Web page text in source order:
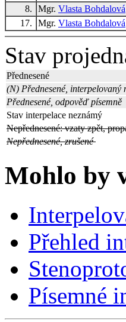
8.
Mgr. Vlasta Bohdalová
17.
Mgr. Vlasta Bohdalová
Stav
Přednesené
(N) Přednesené, interpelovaný
Přednesené, odpověď písemně
Stav interpelace neznámý
Nepřednesené: vzaty zpět,
Nepřednesené, zrušené
Mohlo by
Přehled
Písemné